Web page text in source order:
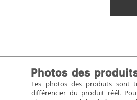
Photos des
Les photos des produits sont
différencier du produit réél.